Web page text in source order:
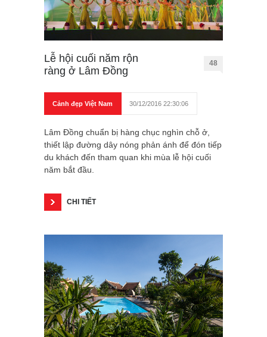
Lễ hội cuối năm rộn
ràng ở Lâm Đồng
48
Cảnh đẹp Việt Nam 30/12/2016 22:30:06
Lâm Đồng chuẩn bị hàng chục nghìn chỗ ở,
thiết lập đường dây nóng phản ánh để đón tiếp
du khách đến tham quan khi mùa lễ hội cuối
năm bắt đầu.
CHI TIẾT